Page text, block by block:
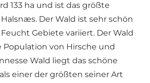
133 ha und ist das größte
Der Wald ist sehr schön
Gebiete variiert. Der Wald
Population von Hirsche und
Wald liegt das schöne
einer der größten seiner Art